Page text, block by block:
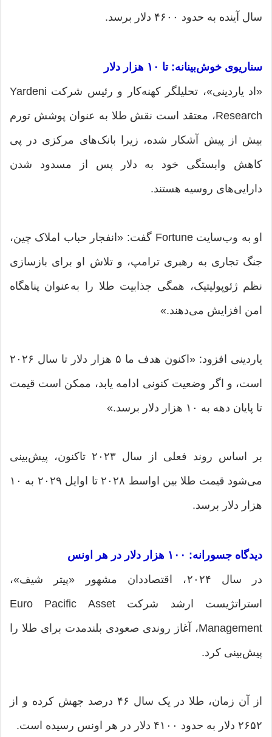
سال آینده به حدود ۴۶۰۰ دلار برسد.
سناریوی خوش‌بینانه: تا ۱۰ هزار دلار
«اد یاردینی»، تحلیلگر کهنه‌کار و رئیس شرکت Yardeni
Research، معتقد است نقش طلا به عنوان پوشش تورم
بیش از پیش آشکار شده، زیرا بانک‌های مرکزی در پی
کاهش وابستگی خود به دلار پس از مسدود شدن
دارایی‌های روسیه هستند.
او به وب‌سایت Fortune گفت: «انفجار حباب املاک چین،
جنگ تجاری به رهبری ترامپ، و تلاش او برای بازسازی
نظم ژئوپولیتیک، همگی جذابیت طلا را به‌عنوان پناهگاه
امن افزایش می‌دهند.»
یاردینی افزود: «اکنون هدف ما ۵ هزار دلار تا سال ۲۰۲۶
است، و اگر وضعیت کنونی ادامه یابد، ممکن است قیمت
تا پایان دهه به ۱۰ هزار دلار برسد.»
بر اساس روند فعلی از سال ۲۰۲۳ تاکنون، پیش‌بینی
می‌شود قیمت طلا بین اواسط ۲۰۲۸ تا اوایل ۲۰۲۹ به ۱۰
هزار دلار برسد.
دیدگاه جسورانه: ۱۰۰ هزار دلار در هر اونس
در سال ۲۰۲۴، اقتصاددان مشهور «پیتر شیف»،
استراتژیست ارشد شرکت Euro Pacific Asset
Management، آغاز روندی صعودی بلندمدت برای طلا را
پیش‌بینی کرد.
از آن زمان، طلا در یک سال ۴۶ درصد جهش کرده و از
۲۶۵۲ دلار به حدود ۴۱۰۰ دلار در هر اونس رسیده است.